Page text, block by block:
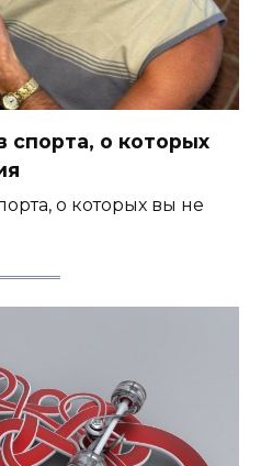
спорта, о которых
о которых вы не